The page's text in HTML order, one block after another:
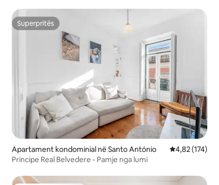
Superpritës
Superpritës
Apartament kondominial në Santo António Vlerësimi
4,82 (174)
Principe Real Belvedere - Pamje nga lumi